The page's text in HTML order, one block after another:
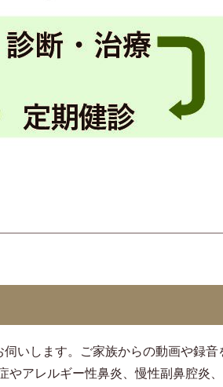
いします。ご家族からの動画や録
アレルギー性鼻炎、慢性副鼻腔炎